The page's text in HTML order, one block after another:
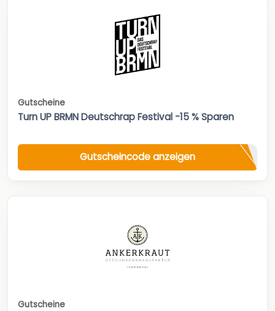
Gutscheine
Turn UP BRMN Deutschrap Festival -15 % Sparen
Gutscheincode anzeigen
Gutscheine